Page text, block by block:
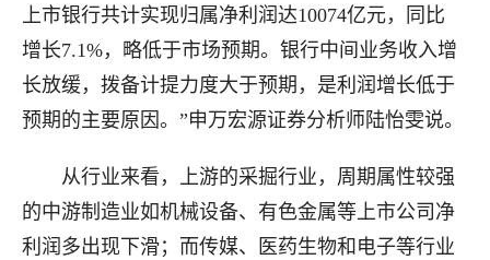
上市银行共计实现归属净利润达10074亿元，同比
增长7.1%，略低于市场预期。银行中间业务收入增
长放缓，拨备计提力度大于预期，是利润增长低于
预期的主要原因。”申万宏源证券分析师陆怡雯说。
从行业来看，上游的采掘行业，周期属性较强
的中游制造业如机械设备、有色金属等上市公司净
利润多出现下滑；而传媒、医药生物和电子等行业